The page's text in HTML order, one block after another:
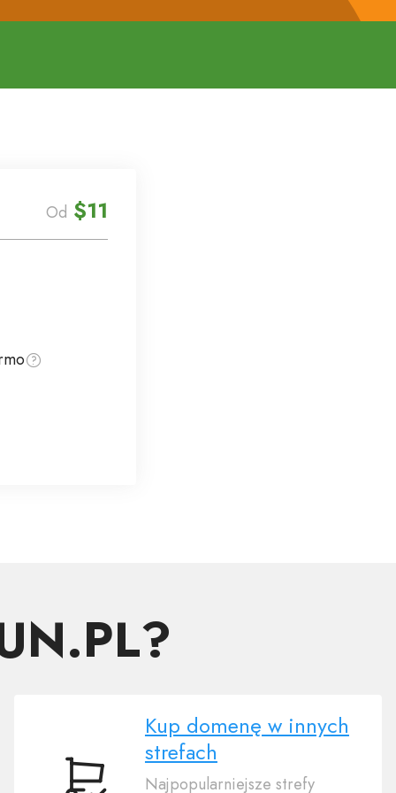
Od $11
Kup domenę w innych
strefach
Najpopularniejsze strefy